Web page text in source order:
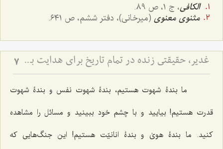
الکافی، ج ١، ص ٨٩.
مثنوی معنوی (میرخانی)، دفتر ششم، ص ٦٤١.
غدیر، حقیقتی زنده در تمام تاریخ برای هدایت بشر - توضیحی در رابطه با حدیث عشیره 7
ما بندۀ شهوت هستیم، بندۀ شهوت نفس و بندۀ شهوت
قدرت هستیم! بیایید و با چشم خود ببینید و مسائل را مشاهده
کنید. ما بندۀ هویٰ و بندۀ انانیّت هستیم! این جنگ‌هایی که